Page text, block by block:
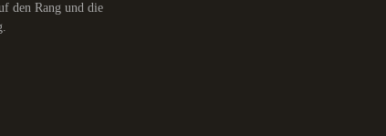
den Rang und die